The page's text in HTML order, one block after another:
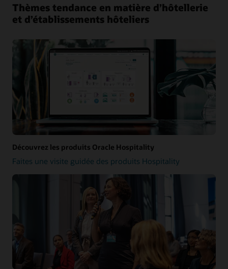
Thèmes tendance en matière d’hôtellerie
et d’établissements hôteliers
Découvrez les produits Oracle Hospitality
Faites une visite guidée des produits Hospitality